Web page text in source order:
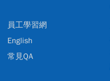
員工學習網
English
常見QA